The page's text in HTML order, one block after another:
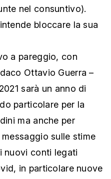
nel consuntivo).
bloccare la sua
a pareggio, con
Ottavio Guerra –
sarà un anno di
particolare per la
ma anche per
messaggio sulle stime
nuovi conti legati
in particolare nuove